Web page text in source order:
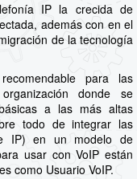
IP la crecida de
además con en el
de la tecnología
para las
donde se
a las más altas
todo de integrar las
IP) en un modelo de
usar con VoIP están
como Usuario VoIP.